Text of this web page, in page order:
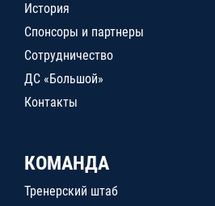
История
Спонсоры и партнеры
Сотрудничество
ДС «Большой»
Контакты
КОМАНДА
Тренерский штаб